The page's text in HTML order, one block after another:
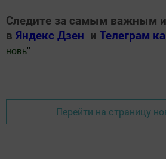
Следите за самым важным
в Яндекс Дзен и Телеграм
новь"
Перейти на страницу